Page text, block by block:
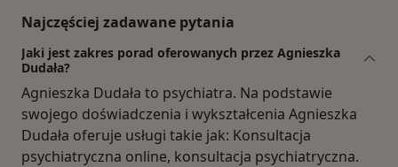
Najczęściej zadawane pytania
Jaki jest zakres porad oferowanych przez Agnieszka
Dudała?
Agnieszka Dudała to psychiatra. Na podstawie
swojego doświadczenia i wykształcenia Agnieszka
Dudała oferuje usługi takie jak: Konsultacja
psychiatryczna online, konsultacja psychiatryczna.